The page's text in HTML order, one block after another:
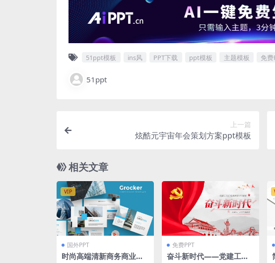
51ppt模板 ins风 PPT下载 ppt模板 主题模板 免费
51ppt
上一篇
炫酷元宇宙年会策划方案ppt模板
相关文章
VIP
国外PPT
时尚高端清新商务商业质
免费PPT
奋斗新时代——党建工作